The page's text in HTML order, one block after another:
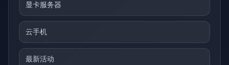
显卡服务器
云手机
最新活动